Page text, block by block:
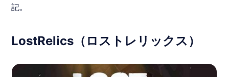
記。
LostRelics（ロストレリックス）